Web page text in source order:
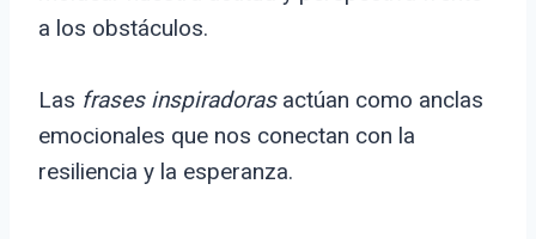
a los obstáculos.
Las frases inspiradorasactúan como anclas
emocionales que nos conectan con la
resiliencia y la esperanza.